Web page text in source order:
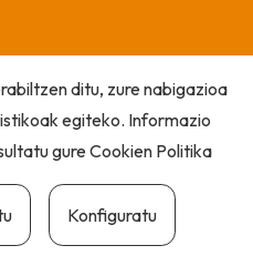
ditu, zure nabigazioa
egiteko. Informazio
gureCookien Politika
Konfiguratu